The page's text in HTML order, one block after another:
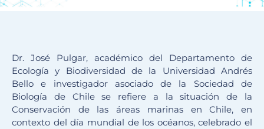
Dr. José Pulgar, académico del Departamento de
Ecología y Biodiversidad de la Universidad Andrés
Bello e investigador asociado de la Sociedad de
Biología de Chile se refiere a la situación de la
Conservación de las áreas marinas en Chile, en
contexto del día mundial de los océanos, celebrado el